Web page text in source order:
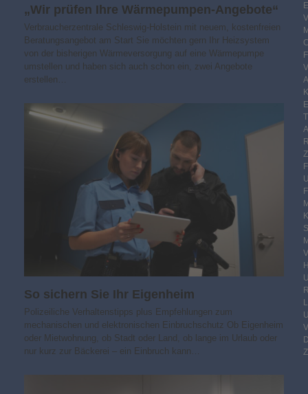
„Wir prüfen Ihre Wärmepumpen-Angebote“
Verbraucherzentrale Schleswig-Holstein mit neuem, kostenfreien
Beratungsangebot am Start Sie möchten gern Ihr Heizsystem
von der bisherigen Wärmeversorgung auf eine Wärmepumpe
umstellen und haben sich auch schon ein, zwei Angebote
erstellen…
So sichern Sie Ihr Eigenheim
Polizeiliche Verhaltenstipps plus Empfehlungen zum
mechanischen und elektronischen Einbruchschutz Ob Eigenheim
oder Mietwohnung, ob Stadt oder Land, ob lange im Urlaub oder
nur kurz zur Bäckerei – ein Einbruch kann…